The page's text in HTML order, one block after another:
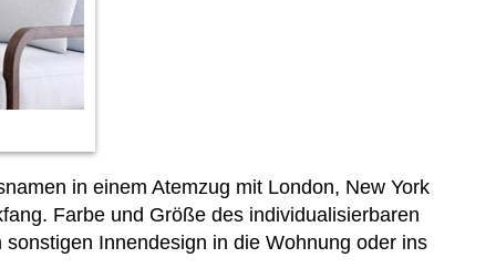
in einem Atemzug mit London, New York
Farbe und Größe des individualisierbaren
Innendesign in die Wohnung oder ins